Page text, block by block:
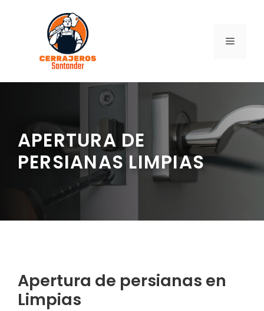
contenido
MENÚ
APERTURA DE
PERSIANAS LIMPIAS
Apertura de persianas en
Limpias